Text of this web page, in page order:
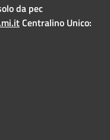
da pec
Centralino Unico: